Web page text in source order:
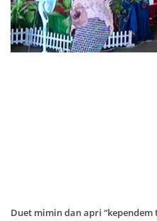
Duet mimin dan apri “kependem